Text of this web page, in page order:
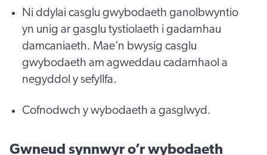
Ni ddylai casglu gwybodaeth ganolbwyntio
yn unig ar gasglu tystiolaeth i gadarnhau
damcaniaeth. Mae’n bwysig casglu
gwybodaeth am agweddau cadarnhaol a
negyddol y sefyllfa.
Cofnodwch y wybodaeth a gasglwyd.
Gwneud synnwyr o’r wybodaeth